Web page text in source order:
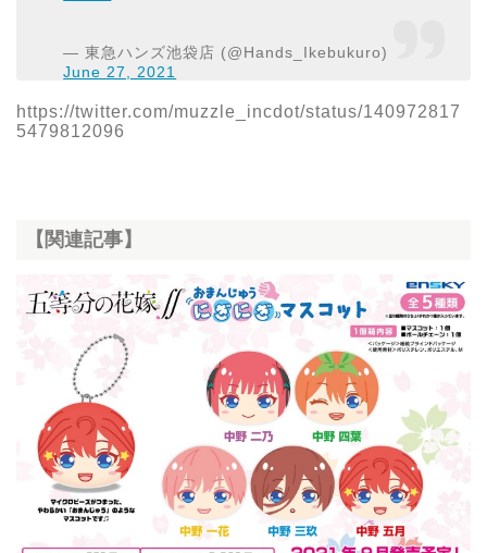
— 東急ハンズ池袋店 (@Hands_Ikebukuro)
June 27, 2021
https://twitter.com/muzzle_incdot/status/140972817
5479812096
【関連記事】